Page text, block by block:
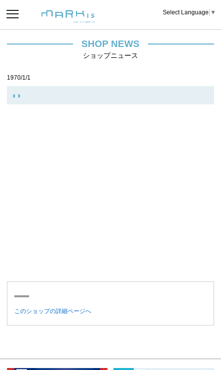
Select Language ▼
SHOP NEWS
ショップニュース
1970/1/1
このショップの詳細ページへ